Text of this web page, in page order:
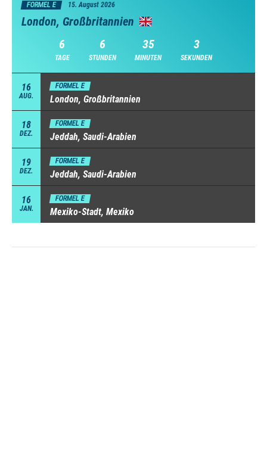
FORMEL E 15. August 2026
London, Großbritannien
6
TAGE
6
STUNDEN
35
MINUTEN
2
SEKUNDEN
16
AUG.
FORMEL E
London, Großbritannien
18
DEZ.
FORMEL E
Jeddah, Saudi-Arabien
19
DEZ.
FORMEL E
Jeddah, Saudi-Arabien
16
JAN.
FORMEL E
Mexiko-Stadt, Mexiko